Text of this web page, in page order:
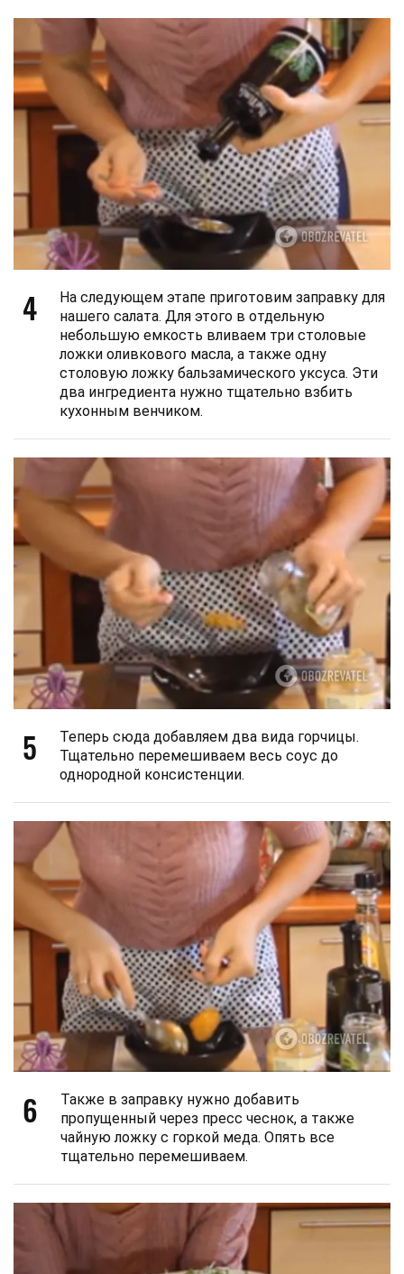
4
На следующем этапе приготовим заправку для
нашего салата. Для этого в отдельную
небольшую емкость вливаем три столовые
ложки оливкового масла, а также одну
столовую ложку бальзамического уксуса. Эти
два ингредиента нужно тщательно взбить
кухонным венчиком.
5
Теперь сюда добавляем два вида горчицы.
Тщательно перемешиваем весь соус до
однородной консистенции.
6
Также в заправку нужно добавить
пропущенный через пресс чеснок, а также
чайную ложку с горкой меда. Опять все
тщательно перемешиваем.